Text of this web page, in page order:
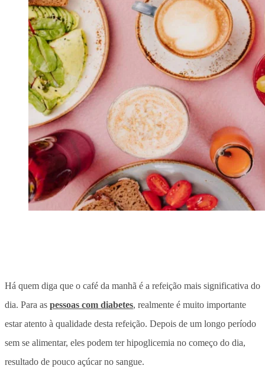
Há quem diga que o café da manhã é a refeição mais significativa do
dia. Para as pessoas com diabetes, realmente é muito importante
estar atento à qualidade desta refeição. Depois de um longo período
sem se alimentar, eles podem ter hipoglicemia no começo do dia,
resultado de pouco açúcar no sangue.